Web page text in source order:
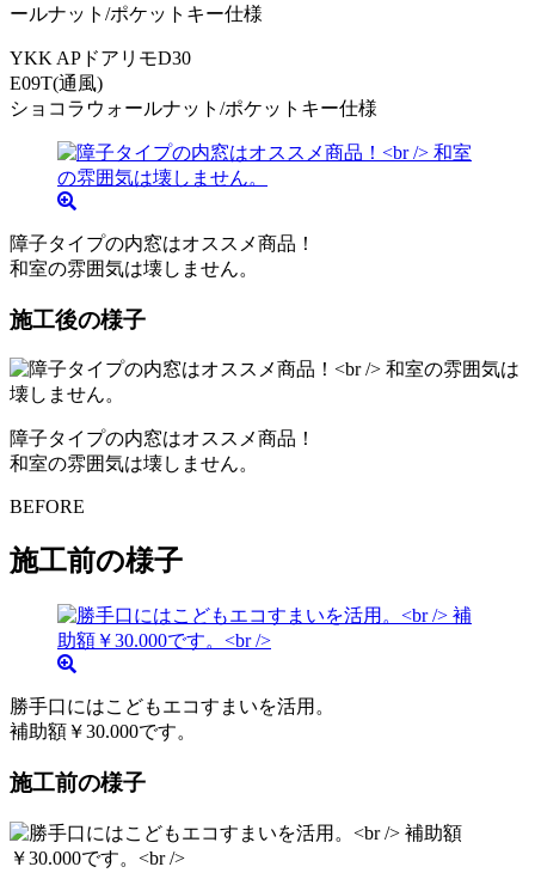
YKK APドアリモD30
E09T(通風)
ショコラウォールナット/ポケットキー仕様
障子タイプの内窓はオススメ商品！
和室の雰囲気は壊しません。
施工後の様子
障子タイプの内窓はオススメ商品！
和室の雰囲気は壊しません。
BEFORE
施工前の様子
勝手口にはこどもエコすまいを活用。
補助額￥30.000です。
施工前の様子